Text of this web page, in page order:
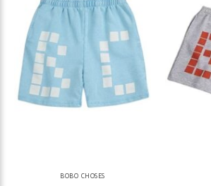
BOBO CHOSES